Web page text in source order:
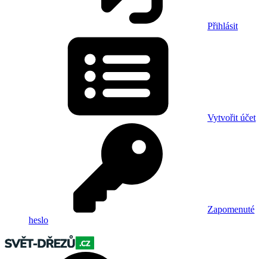
Přihlásit
Vytvořit účet
Zapomenuté
heslo